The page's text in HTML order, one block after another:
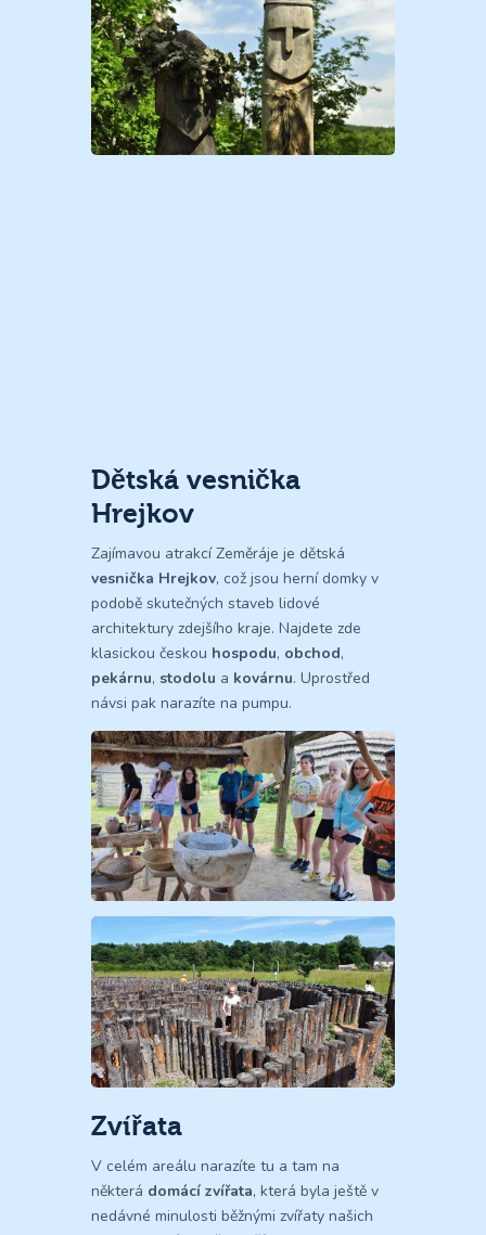
Dětská vesnička
Hrejkov
Zajímavou atrakcí Zeměráje je dětská
vesnička Hrejkov, což jsou herní domky v
podobě skutečných staveb lidové
architektury zdejšího kraje. Najdete zde
klasickou českou hospodu, obchod,
pekárnu, stodolu a kovárnu. Uprostřed
návsi pak narazíte na pumpu.
Zvířata
V celém areálu narazíte tu a tam na
některá domácí zvířata, která byla ještě v
nedávné minulosti běžnými zvířaty našich